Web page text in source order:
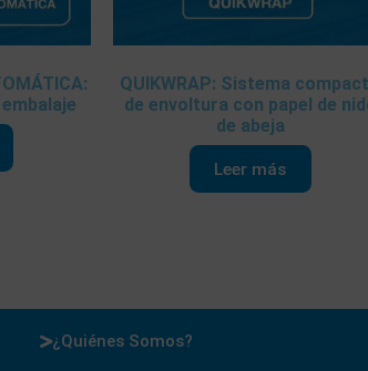
QUIKWRAP: Sistema
de envoltura con papel de
de abeja
Leer más
¿Quiénes Somos?